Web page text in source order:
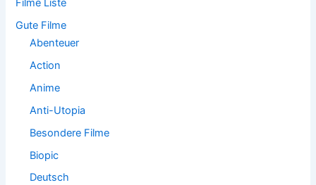
c
h
Filme Liste
Gute Filme
Abenteuer
Action
Anime
Anti-Utopia
Besondere Filme
Biopic
Deutsch